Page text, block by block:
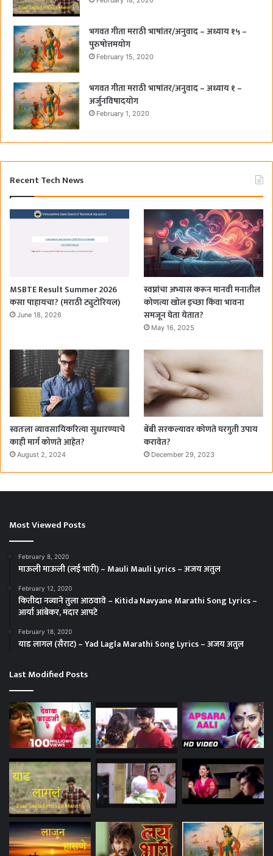
भगवत गीता मराठी भाषांतर/अनुवाद – अध्याय १५ –
पुरुषोत्तमयोग
February 15, 2020
भगवत गीता मराठी भाषांतर/अनुवाद – अध्याय १ –
अर्जुनविषादयोग
February 1, 2020
Recent Tech News
MSBTE Result Summer 2026
कसा पाहायचा? (मराठी ट्युटोरियल)
June 18, 2026
स्वप्नांचा अभ्यास करून मानवी मनातील
कोणत्या खोल इच्छा किंवा भावना
समजून घेता येतात?
May 16, 2025
स्वतःला व्यावसायिकरित्या सुधारण्याचे
काही मार्ग कोणते आहेत?
August 2, 2024
बेंबी सरकल्यावर कोणते घरगुती उपाय
करावेत?
December 29, 2023
Most Viewed Posts
February 8, 2020
माऊली माऊली (लई भारी) – Mauli Mauli Lyrics – अजय अतुल
February 12, 2020
कितीदा नव्याने तुला आठवावे – Kitida Navyane Marathi Song Lyrics –
आर्या आंबेकर, मंदार आपटे
February 18, 2020
याड लागल (सैराट) – Yad Lagla Marathi Song Lyrics – अजय अतुल
Last Modified Posts